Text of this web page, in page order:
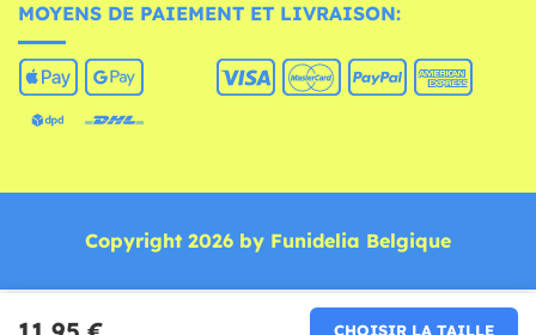
CHOISIR LA TAILLE
MOYENS DE PAIEMENT ET LIVRAISON:
Copyright 2026 by Funidelia Belgique